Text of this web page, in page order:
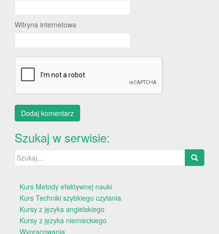
Witryna internetowa
Szukaj w serwisie:
Szukaj:
Kurs Metody efektywnej nauki
Kurs Techniki szybkiego czytania
Kursy z języka angielskiego
Kursy z języka niemieckiego
Wypracowania